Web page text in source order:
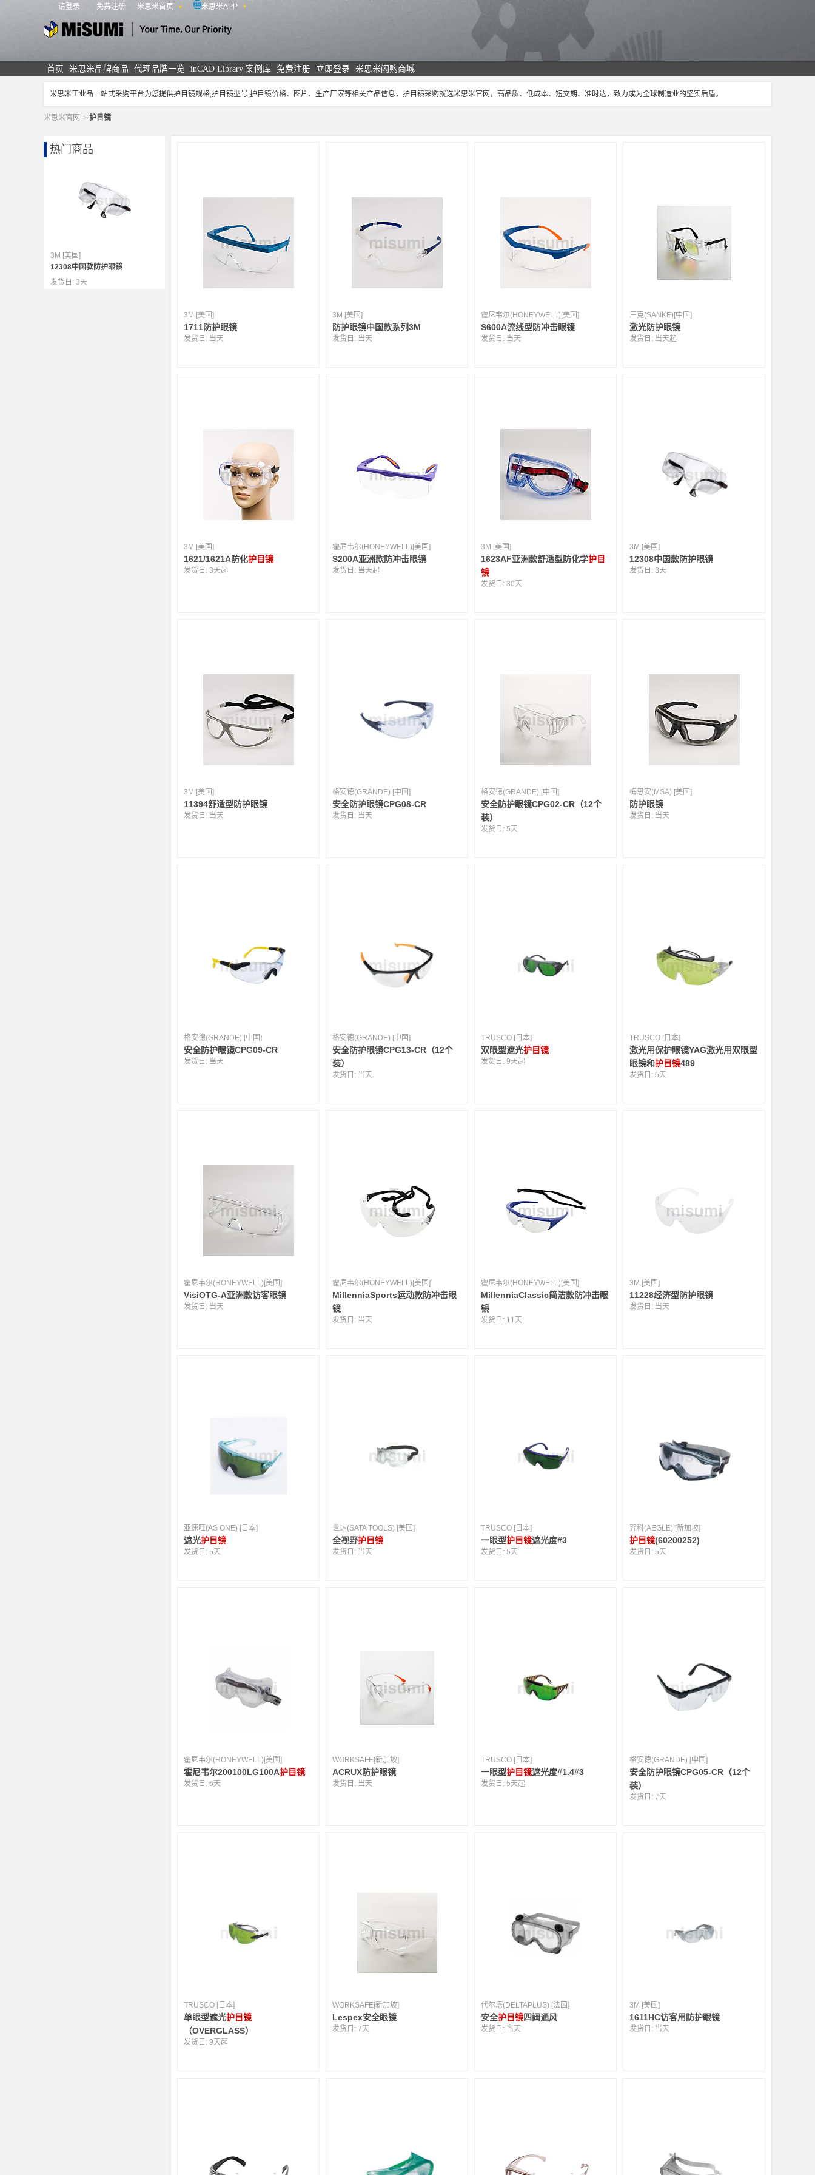
请登录 免费注册 米思米首页 米思米APP
首页 米思米品牌商品 代理品牌一览 inCAD Library 案例库 免费注册 立即登录 米思米闪购商城
米思米工业品一站式采购平台为您提供护目镜规格,护目镜型号,护目镜价格、图片、生产厂家等相关产品信息，护目镜采购就选米思米官网，高品质、低成本、短交期、准时达，致力成为全球制造业的坚实后盾。
米思米官网 > 护目镜
热门商品
3M [美国]
12308中国款防护眼镜
发货日: 3天
3M [美国]
1711防护眼镜
发货日: 当天
3M [美国]
防护眼镜中国款系列3M
发货日: 当天
霍尼韦尔(HONEYWELL)[美国]
S600A流线型防冲击眼镜
发货日: 当天
三克(SANKE)[中国]
激光防护眼镜
发货日: 当天起
3M [美国]
1621/1621A防化护目镜
发货日:3天起
霍尼韦尔(HONEYWELL)[美国]
S200A亚洲款防冲击眼镜
发货日: 当天起
3M [美国]
1623AF亚洲款舒适型防化学护目
镜
发货日:30天
3M [美国]
12308中国款防护眼镜
发货日:3天
3M [美国]
11394舒适型防护眼镜
发货日: 当天
格安徳(GRANDE) [中国]
安全防护眼镜CPG08-CR
发货日: 当天
格安徳(GRANDE) [中国]
安全防护眼镜CPG02-CR（12个
装）
发货日:5天
梅思安(MSA) [美国]
防护眼镜
发货日: 当天
格安徳(GRANDE) [中国]
安全防护眼镜CPG09-CR
发货日: 当天
格安徳(GRANDE) [中国]
安全防护眼镜CPG13-CR（12个
装）
发货日: 当天
TRUSCO [日本]
双眼型遮光护目镜
发货日:9天起
TRUSCO [日本]
激光用保护眼镜YAG激光用双眼型
眼镜和护目镜489
发货日:5天
霍尼韦尔(HONEYWELL)[美国]
VisiOTG-A亚洲款访客眼镜
发货日: 当天
霍尼韦尔(HONEYWELL)[美国]
MillenniaSports运动款防冲击眼
镜
发货日: 当天
霍尼韦尔(HONEYWELL)[美国]
MillenniaClassic简洁款防冲击眼
镜
发货日: 11天
3M [美国]
11228经济型防护眼镜
发货日: 当天
亚速旺(AS ONE) [日本]
遮光护目镜
发货日:5天
世达(SATA TOOLS) [美国]
全视野护目镜
发货日: 当天
TRUSCO [日本]
一眼型护目镜遮光度#3
发货日:5天
羿科(AEGLE) [新加坡]
护目镜(60200252)
发货日:5天
霍尼韦尔(HONEYWELL)[美国]
霍尼韦尔200100LG100A护目镜
发货日:6天
WORKSAFE[新加坡]
ACRUX防护眼镜
发货日: 当天
TRUSCO [日本]
一眼型护目镜遮光度#1.4#3
发货日:5天起
格安徳(GRANDE) [中国]
安全防护眼镜CPG05-CR（12个
装）
发货日:7天
TRUSCO [日本]
单眼型遮光护目镜
（OVERGLASS）
发货日:9天起
WORKSAFE[新加坡]
Lespex安全眼镜
发货日:7天
代尔塔(DELTAPLUS) [法国]
安全护目镜四阀通风
发货日: 当天
3M [美国]
1611HC访客用防护眼镜
发货日: 当天